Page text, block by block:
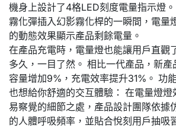
機身上設計了4格LED刻度電量指示燈
霧化彈插入幻影霧化桿的一瞬間，電量
的動態效果顯示產品剩餘電量。
在產品充電時，電量燈也能讓用戶直觀
多久，一目了然。 相比一代產品，新
容量增加9%，充電效率提升31%。 功
也想給你舒適的交互體驗： 在電量燈
易察覺的細節之處，產品設計團隊依據
的人體呼吸頻率，並貼合悅刻用戶抽吸